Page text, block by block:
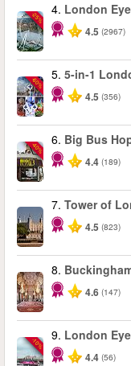
-25%
4. London Eye
4.5 (2967)
-60%
5. 5-in-1
4.5 (356)
-40%
6. Big Bus
4.4 (189)
7. Tower of
4.5 (823)
8.
4.6 (147)
-10%
9. London
4.4 (56)